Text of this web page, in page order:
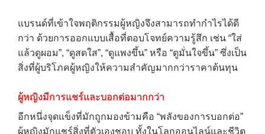
แบรนด์ที่เข้าใจพฤติกรรมผู้หญิงจึงสามารถทำกำไรได้ดี
กว่า ด้วยการออกแบบเสื้อที่ตอบโจทย์ความรู้สึก เช่น “ใส่
แล้วดูผอม”, “ดูสดใส”, “ดูแพงขึ้น” หรือ “ดูมั่นใจขึ้น” ซึ่งเป็น
สิ่งที่ผู้บริโภคผู้หญิงให้ความสำคัญมากกว่าราคาต้นทุน
ผู้หญิงมีการแชร์และบอกต่อมากกว่า
อีกหนึ่งจุดแข็งที่มักถูกมองข้ามคือ “พลังของการบอกต่อ”
ผู้หญิงมักแชร์สิ่งที่ตัวเองชอบ ทั้งในโลกออนไลน์และชีวิต